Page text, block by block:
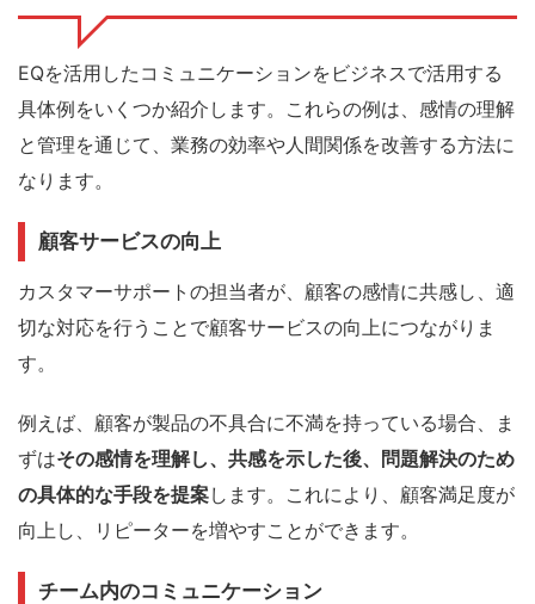
EQを活用したコミュニケーションをビジネスで活用する
具体例をいくつか紹介します。これらの例は、感情の理解
と管理を通じて、業務の効率や人間関係を改善する方法に
なります。
顧客サービスの向上
カスタマーサポートの担当者が、顧客の感情に共感し、適
切な対応を行うことで顧客サービスの向上につながりま
す。
例えば、顧客が製品の不具合に不満を持っている場合、ま
ずはその感情を理解し、共感を示した後、問題解決のため
の具体的な手段を提案します。これにより、顧客満足度が
向上し、リピーターを増やすことができます。
チーム内のコミュニケーション